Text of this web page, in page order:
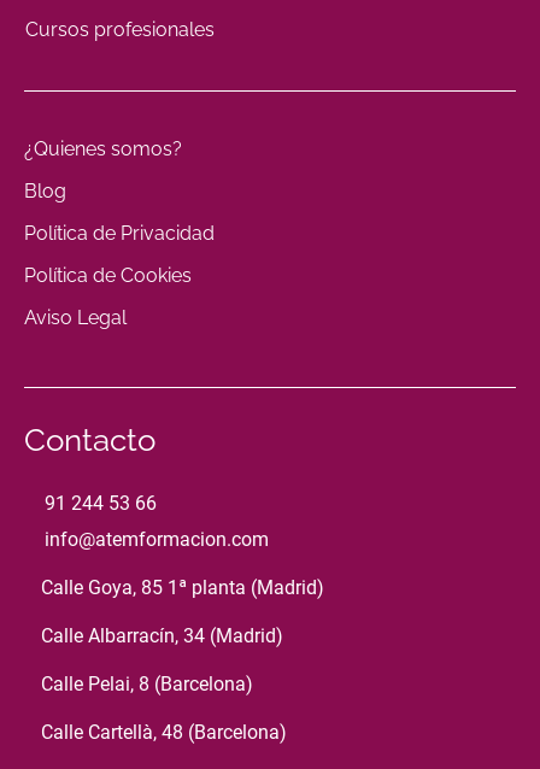
Cursos profesionales
¿Quienes somos?
Blog
Política de Privacidad
Política de Cookies
Aviso Legal
Contacto
91 244 53 66
info@atemformacion.com
Calle Goya, 85 1ª planta (Madrid)
Calle Albarracín, 34 (Madrid)
Calle Pelai, 8 (Barcelona)
Calle Cartellà, 48 (Barcelona)